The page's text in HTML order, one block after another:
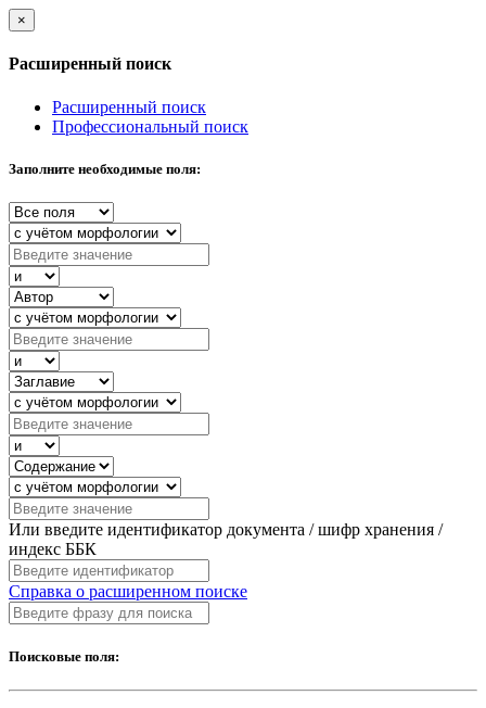
×
Расширенный поиск
Расширенный поиск
Профессиональный поиск
Заполните необходимые поля:
Или введите идентификатор документа / шифр хранения /
индекс ББК
Справка о расширенном поиске
Поисковые поля: